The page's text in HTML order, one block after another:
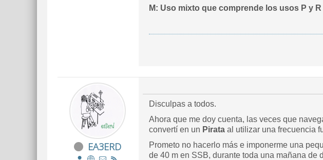
M: Uso mixto que comprende los usos P y R
EA3ERD
Disculpas a todos.
Ahora que me doy cuenta, las veces que
convertí en un Pirata al utilizar una frecuencia
Prometo no hacerlo más e imponerme una
de 40 m en SSB, durante toda una mañana de